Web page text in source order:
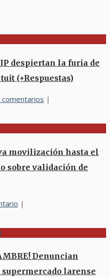
despiertan la furia de
(+Respuestas)
comentarios |
movilización hasta el
sobre validación de
|
Denuncian
supermercado larense